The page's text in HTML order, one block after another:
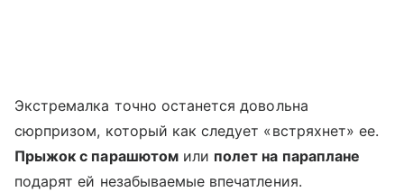
Экстремалка точно останется довольна
сюрпризом, который как следует «встряхнет» ее.
Прыжок с парашютомили полет на параплане
подарят ей незабываемые впечатления.